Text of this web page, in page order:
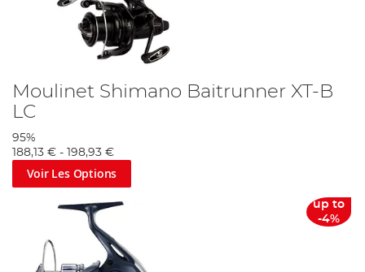
Moulinet Shimano Baitrunner XT-B
LC
95%
188,13 € - 198,93 €
Voir Les Options
up to
-4%